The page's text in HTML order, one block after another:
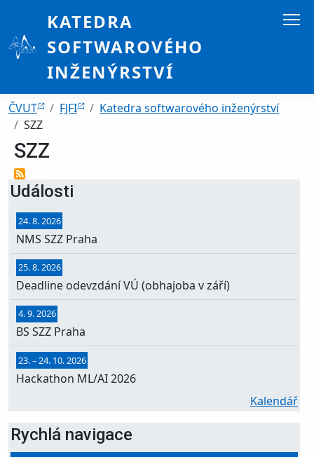
KATEDRA
SOFTWAROVÉHO
INŽENÝRSTVÍ
Drobečková navigace
ČVUT FJFI
Katedra softwarového inženýrství
SZZ
Události
NMS SZZ Praha
24. 8. 2026
Deadline odevzdání VÚ (obhajoba v září)
25. 8. 2026
BS SZZ Praha
4. 9. 2026
Hackathon ML/AI 2026
23.–24. 10. 2026
Kalendář
Rychlá navigace
SZZ